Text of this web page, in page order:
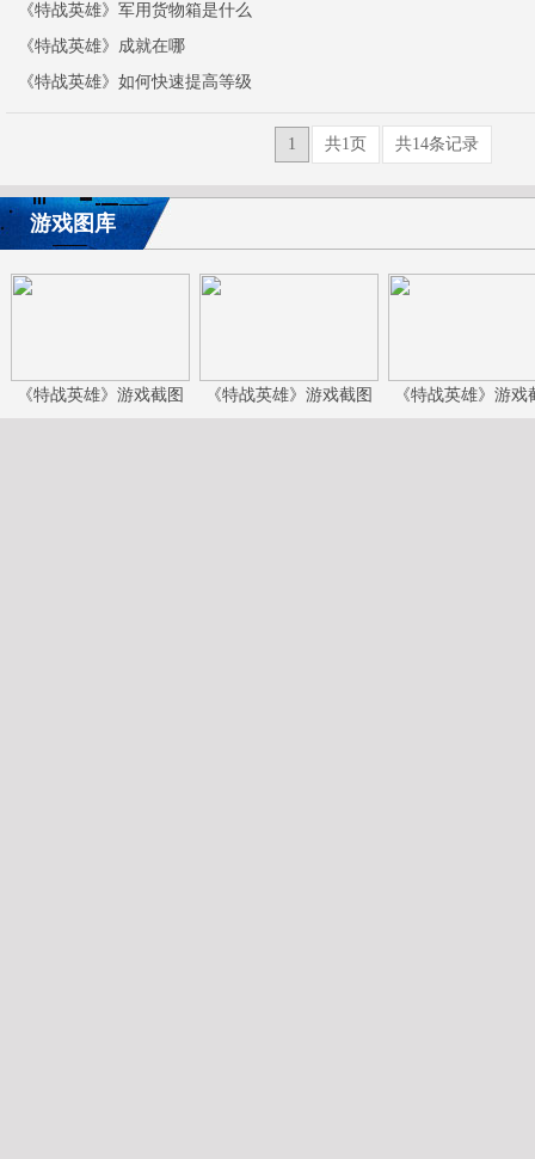
《特战英雄》军用货物箱是什么
《特战英雄》成就在哪
《特战英雄》如何快速提高等级
1 共1页 共14条记录
游戏图库
《特战英雄》游戏截图 《特战英雄》游戏截图 《特战英雄》游戏